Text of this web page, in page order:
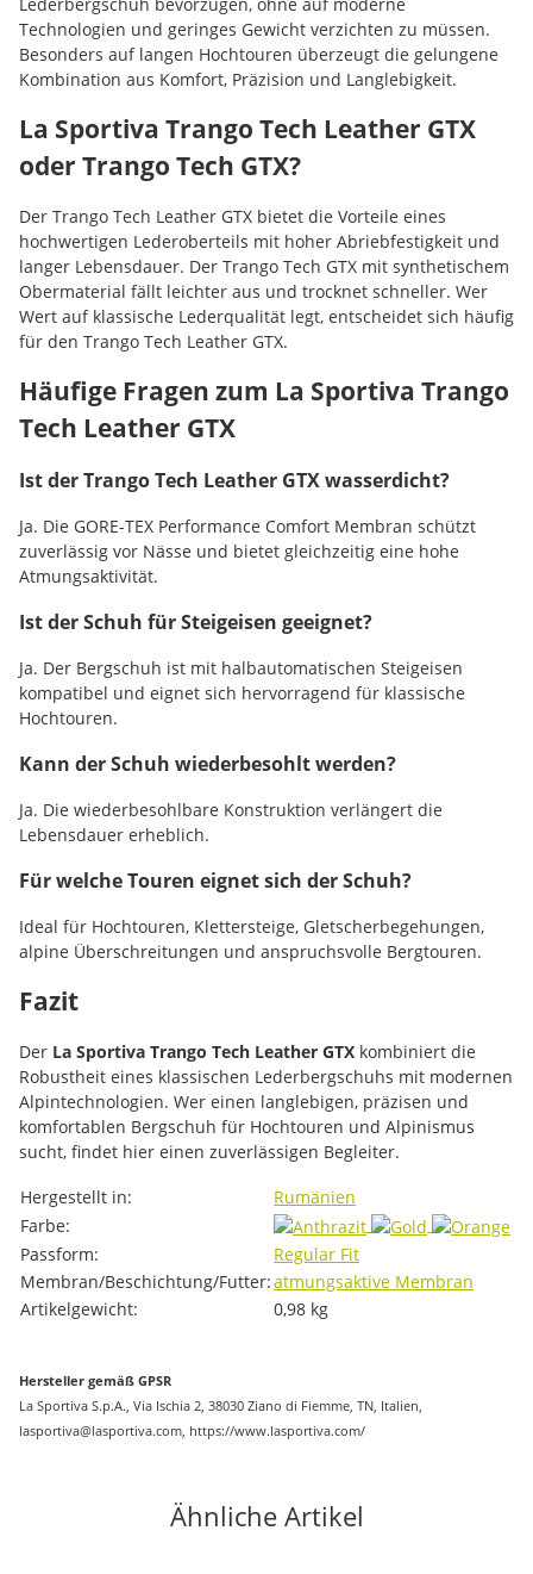
Technologien und geringes Gewicht verzichten zu müssen.
Besonders auf langen Hochtouren überzeugt die gelungene
Kombination aus Komfort, Präzision und Langlebigkeit.
La Sportiva Trango Tech Leather GTX
oder Trango Tech GTX?
Der Trango Tech Leather GTX bietet die Vorteile eines
hochwertigen Lederoberteils mit hoher Abriebfestigkeit und
langer Lebensdauer. Der Trango Tech GTX mit synthetischem
Obermaterial fällt leichter aus und trocknet schneller. Wer
Wert auf klassische Lederqualität legt, entscheidet sich häufig
für den Trango Tech Leather GTX.
Häufige Fragen zum La Sportiva Trango
Tech Leather GTX
Ist der Trango Tech Leather GTX wasserdicht?
Ja. Die GORE-TEX Performance Comfort Membran schützt
zuverlässig vor Nässe und bietet gleichzeitig eine hohe
Atmungsaktivität.
Ist der Schuh für Steigeisen geeignet?
Ja. Der Bergschuh ist mit halbautomatischen Steigeisen
kompatibel und eignet sich hervorragend für klassische
Hochtouren.
Kann der Schuh wiederbesohlt werden?
Ja. Die wiederbesohlbare Konstruktion verlängert die
Lebensdauer erheblich.
Für welche Touren eignet sich der Schuh?
Ideal für Hochtouren, Klettersteige, Gletscherbegehungen,
alpine Überschreitungen und anspruchsvolle Bergtouren.
Fazit
Der La Sportiva Trango Tech Leather GTX kombiniert die
Robustheit eines klassischen Lederbergschuhs mit modernen
Alpintechnologien. Wer einen langlebigen, präzisen und
komfortablen Bergschuh für Hochtouren und Alpinismus
sucht, findet hier einen zuverlässigen Begleiter.
Produkteigenschaft
Wert
Hergestellt in:
Rumänien
Farbe:
Passform:
Regular Fit
Membran/Beschichtung/Futter:atmungsaktive Membran
Artikelgewicht:
0,98 kg
Hersteller gemäß GPSR
La Sportiva S.p.A., Via Ischia 2, 38030 Ziano di Fiemme, TN, Italien,
lasportiva@lasportiva.com, https://www.lasportiva.com/
Ähnliche Artikel